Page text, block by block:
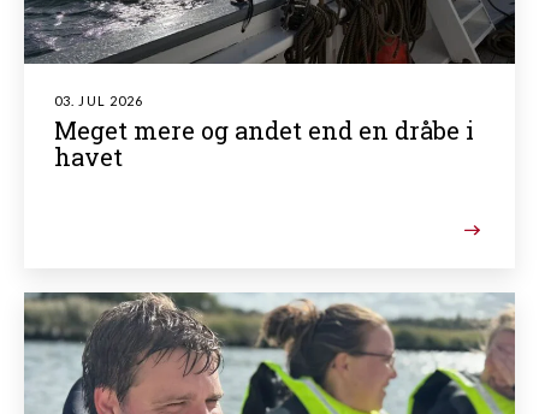
03. JUL 2026
Meget mere og andet end en dråbe i
havet